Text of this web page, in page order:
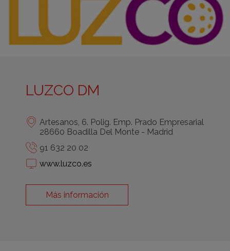
LUZCO DM
Artesanos, 6. Polig. Emp. Prado Empresarial
28660 Boadilla Del Monte - Madrid
91 632 20 02
www.luzco.es
Más información